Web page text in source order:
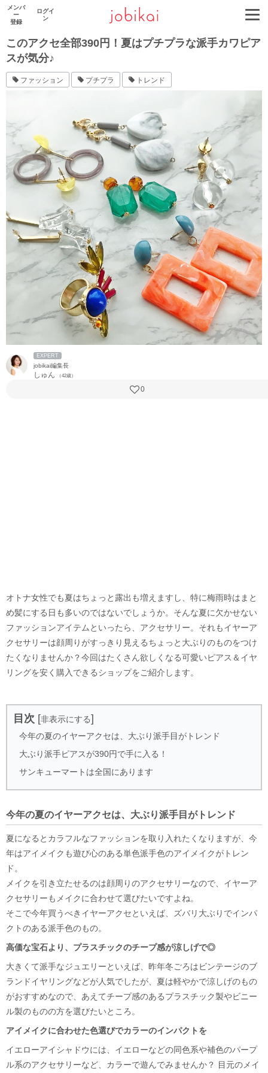
メンバ
ー
登録
ログイ
ン
このアクセ全部390円！夏はプチプラな派手カワピア
スが気分♪
ファッション プチプラ トレンド
EXPERT
jobikai編集長
しゅん （42歳）
0
オトナ女性でも夏はちょっと露出も増えますし、特に梅雨時はまと
め髪にする日も多いのではないでしょうか。そんな夏に欠かせない
ファッションアイテムといったら、アクセサリー。それもイヤーア
クセサリーは顔周りがすっきり見えるちょっと大ぶりのものをつけ
たくなりませんか？今回はたくさん欲しくなる可愛いピアス＆イヤ
リングを安く購入できるショップをご紹介します。
目次 [非表示にする]
今年の夏のイヤーアクセは、大ぶり派手目がトレンド
大ぶり派手ピアスが390円で手に入る！
サンキューマートは全国にあります
今年の夏のイヤーアクセは、大ぶり派手目がトレンド
夏になるとカラフルなファッションを取り入れたくなりますが、今
年はアイメイクも遊び心のある単色派手色のアイメイクがトレン
ド。
メイクを引き立たせるのは顔周りのアクセサリーなので、イヤーア
クセサリーもメイクに合わせて選びたいですよね。
そこで今年買うべきイヤーアクセといえば、ズバリ大ぶりでインパ
クトのある派手色のもの。
高価な宝石より、プラスチックのチープ感が涼しげで◎
大きくて派手なジュエリーといえば、昨年冬ごろはビンテージのブ
ランドイヤリングなどが人気でしたが、夏は軽やかで涼しげのもの
がおすすめなので、あえてチープ感のあるプラスチック製やビニー
ル製のものの方を選びたいところ。
アイメイクに合わせた色選びでカラーのインパクトを
イエローアイシャドウには、イエローなどの同色系や補色のパープ
ル系のアクセサリーなど、カラーで遊んでみませんか？ 目元のメイ